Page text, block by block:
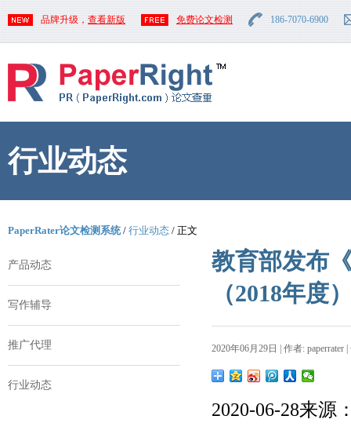
品牌升级， 查看新版 免费论文检测 186-7070-6900
行业动态
PaperRater论文检测系统/ 行业动态 / 正文
产品动态
写作辅导
推广代理
行业动态
教育部发布
（2018年度
2020年06月29日 | 作者: paperrater
2020-06-28来源